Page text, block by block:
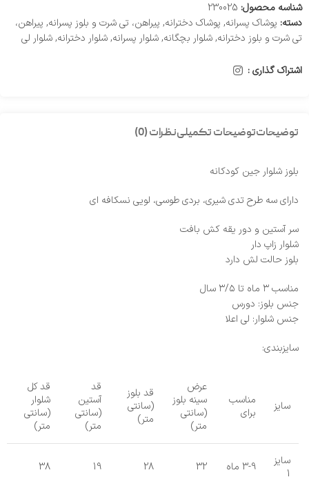
شناسه محصول: 230025
دسته: پوشاک پسرانه, پوشاک دخترانه, پیراهن، تی شرت و بلوز پسرانه, پیراهن،
تی شرت و بلوز دخترانه,شلوار بچگانه,شلوار پسرانه,شلوار دخترانه,شلوار لی
اشتراک گذاری :
توضیحاتتوضیحات تکمیلینظرات (0)
بلوز شلوار جین کودکانه
دارای سه طرح تدی شیری، بردی طوسی، لویی نسکافه ای
سر آستین و دور یقه کش بافت
شلوار زاپ دار
بلوز حالت لش دارد
مناسب ۳ ماه تا ۳/۵ سال
جنس بلوز: دورس
جنس شلوار: لی اعلا
سایزبندی:
سایز
مناسب
برای
عرض
سینه بلوز
(سانتی
متر)
قد بلوز
(سانتی
متر)
قد
آستین
(سانتی
متر)
قد کل
شلوار
(سانتی
متر)
سایز
1
3-9 ماه 32
28
19
38